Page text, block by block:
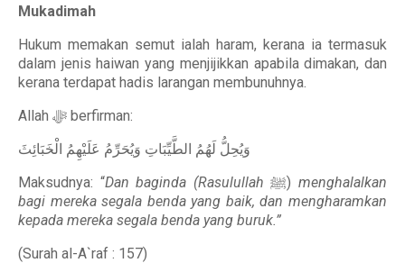
Mukadimah
Hukum memakan semut ialah haram, kerana ia termasuk
dalam jenis haiwan yang menjijikkan apabila dimakan, dan
kerana terdapat hadis larangan membunuhnya.
Allah ﷻ berfirman:
وَيُحِلُّ لَهُمُ الطَّيِّبَاتِ وَيُحَرِّمُ عَلَيْهِمُ الْخَبَائِثَ
Maksudnya: “Dan baginda (Rasulullah ﷺ)menghalalkan
bagi mereka segala benda yang baik, dan mengharamkan
kepada mereka segala benda yang buruk.”
(Surah al-A`raf : 157)